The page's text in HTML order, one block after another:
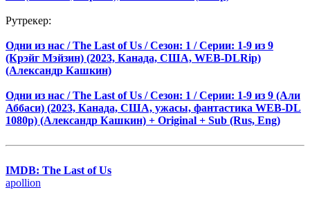
Рутрекер:
Одни из нас / The Last of Us / Сезон: 1 / Серии: 1-9 из 9
(Крэйг Мэйзин) (2023, Канада, США, WEB-DLRip)
(Александр Кашкин)
Одни из нас / The Last of Us / Сезон: 1 / Серии: 1-9 из 9 (Али
Аббаси) (2023, Канада, США, ужасы, фантастика WEB-DL
1080p) (Александр Кашкин) + Original + Sub (Rus, Eng)
IMDB: The Last of Us
apollion